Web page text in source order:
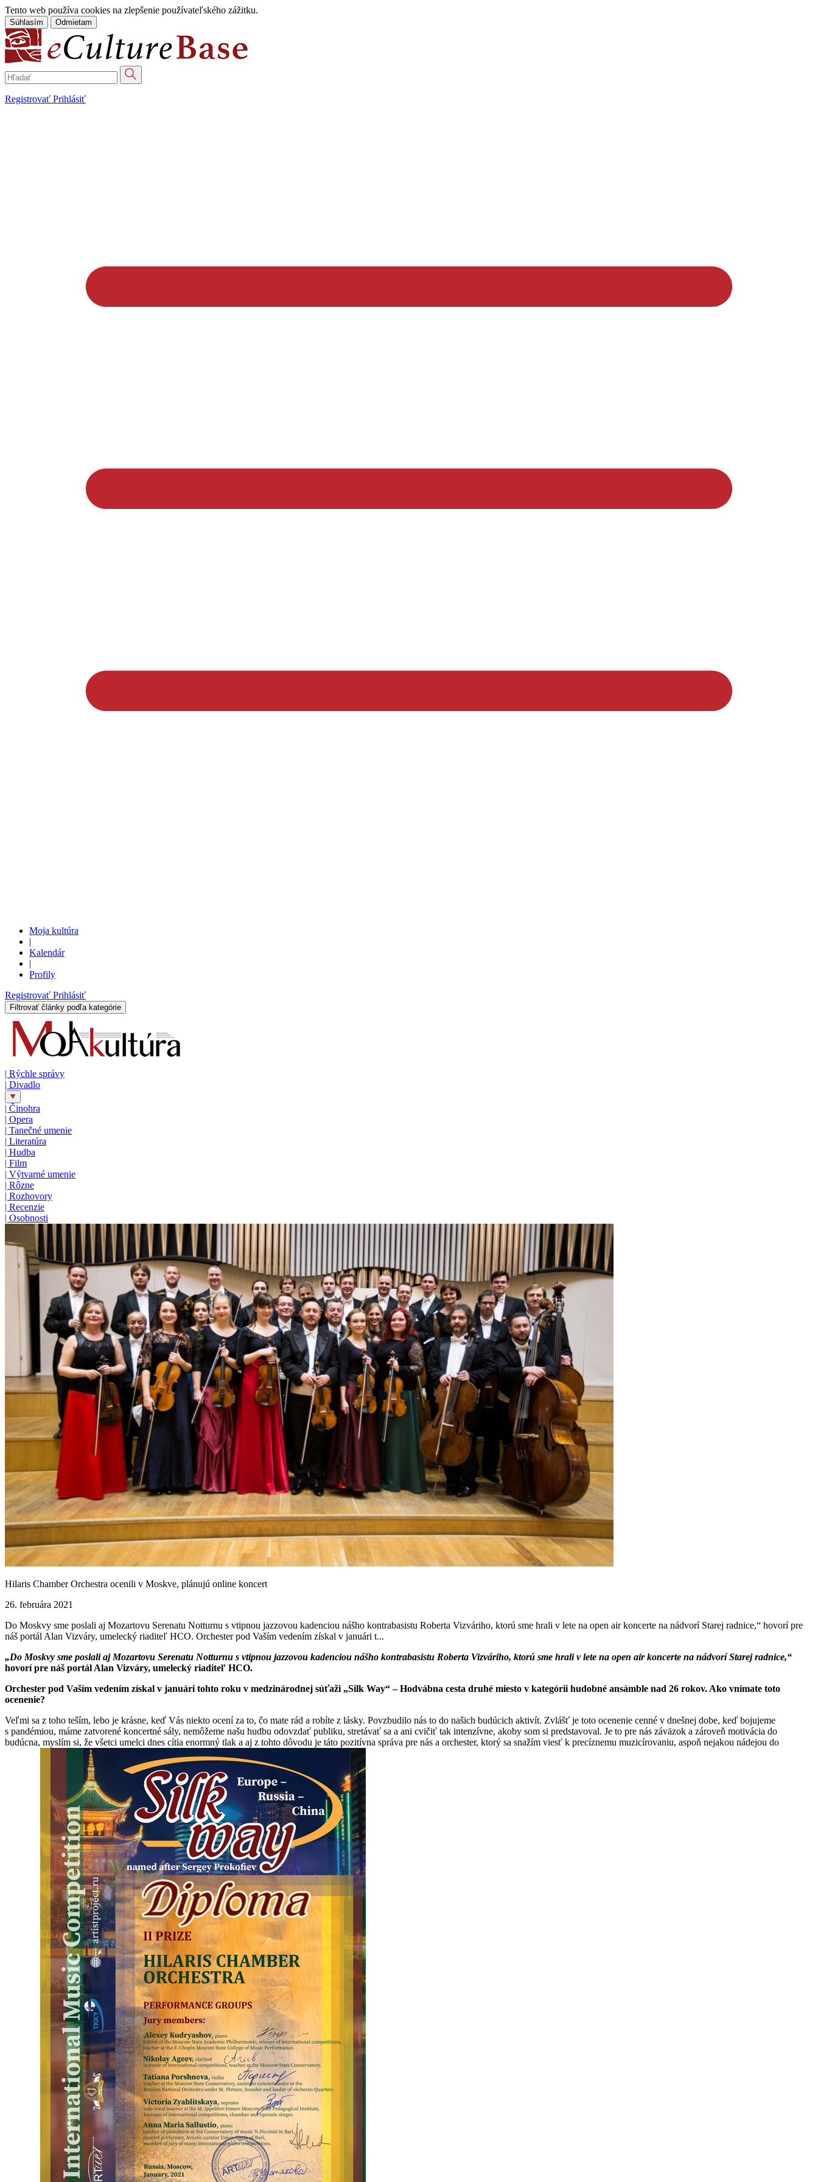
Tento web používa cookies na zlepšenie používateľského zážitku.
Súhlasím Odmietam
Registrovať Prihlásiť
Moja kultúra
|
Kalendár
|
Profily
Registrovať Prihlásiť
Filtrovať články podľa kategórie
| Rýchle správy
| Divadlo
| Činohra
| Opera
| Tanečné umenie
| Literatúra
| Hudba
| Film
| Výtvarné umenie
| Rôzne
| Rozhovory
| Recenzie
| Osobnosti
Hilaris Chamber Orchestra ocenili v Moskve, plánujú online koncert
26. februára 2021
Do Moskvy sme poslali aj Mozartovu Serenatu Notturnu s vtipnou jazzovou kadenciou nášho kontrabasistu Roberta Vizváriho, ktorú sme hrali v lete na open air koncerte na nádvorí Starej radnice,“ hovorí pre
náš portál Alan Vizváry, umelecký riaditeľ HCO. Orchester pod Vaším vedením získal v januári t...
„Do Moskvy sme poslali aj Mozartovu Serenatu Notturnu s vtipnou jazzovou kadenciou nášho kontrabasistu Roberta Vizváriho, ktorú sme hrali v lete na open air koncerte na nádvorí Starej radnice,“
hovorí pre náš portál Alan Vizváry, umelecký riaditeľ HCO.
Orchester pod Vaším vedením získal v januári tohto roku v medzinárodnej súťaži „Silk Way“ – Hodvábna cesta druhé miesto v kategórii hudobné ansámble nad 26 rokov. Ako vnímate toto
ocenenie?
Veľmi sa z toho teším, lebo je krásne, keď Vás niekto ocení za to, čo mate rád a robíte z lásky. Povzbudilo nás to do našich budúcich aktivít. Zvlášť je toto ocenenie cenné v dnešnej dobe, keď bojujeme
s pandémiou, máme zatvorené koncertné sály, nemôžeme našu hudbu odovzdať publiku, stretávať sa a ani cvičiť tak intenzívne, akoby som si predstavoval. Je to pre nás záväzok a zároveň motivácia do
budúcna, myslím si, že všetci umelci dnes cítia enormný tlak a aj z tohto dôvodu je táto pozitívna správa pre nás a orchester, ktorý sa snažím viesť k precíznemu muzicírovaniu, aspoň nejakou nádejou do